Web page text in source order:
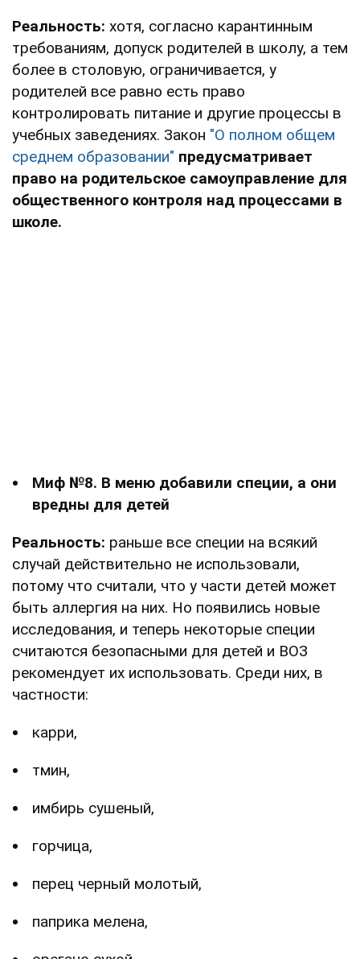
Реальность: хотя, согласно карантинным
требованиям, допуск родителей в школу, а тем
более в столовую, ограничивается, у
родителей все равно есть право
контролировать питание и другие процессы в
учебных заведениях. Закон "О полном общем
среднем образовании" предусматривает
право на родительское самоуправление для
общественного контроля над процессами в
школе.
Миф №8. В меню добавили специи, а они
вредны для детей
Реальность: раньше все специи на всякий
случай действительно не использовали,
потому что считали, что у части детей может
быть аллергия на них. Но появились новые
исследования, и теперь некоторые специи
считаются безопасными для детей и ВОЗ
рекомендует их использовать. Среди них, в
частности:
карри,
тмин,
имбирь сушеный,
горчица,
перец черный молотый,
паприка мелена,